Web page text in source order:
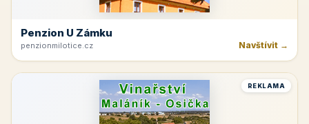
Penzion U Zámku
penzionmilotice.cz Navštívit →
REKLAMA